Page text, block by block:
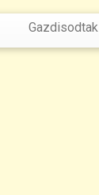
Gazdisodtak